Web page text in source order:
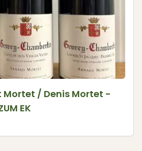
Mortet / Denis Mortet -
EK